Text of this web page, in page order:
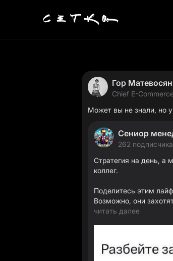
Гор Матевосян
Chief E-
Может вы не знали, но
Сениор
262 подписчика
Стратегия на день, а
коллег.
Поделитесь этим
Возможно, они
читать далее